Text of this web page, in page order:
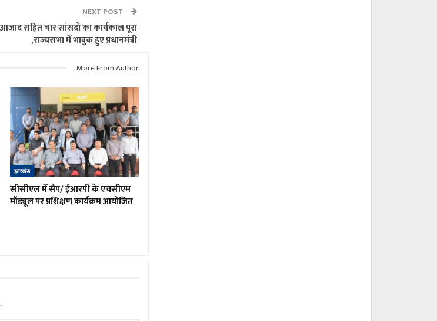
NEXT POST
सहित चार सांसदों का कार्यकाल पूरा
,राज्यसभा में भावुक हुए प्रधानमंत्री
More From Author
झारखंड
सीसीएल में सैप/ ईआरपी के एचसीएम
मॉड्यूल पर प्रशिक्षण कार्यक्रम आयोजित